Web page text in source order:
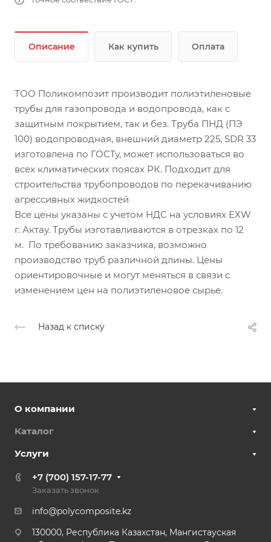
Описание Как купить Оплата
ТОО Поликомпозит производит полиэтиленовые
трубы для газопровода и водопровода, как с
защитным покрытием, так и без. Труба ПНД (ПЭ
100) водопроводная, внешний диаметр 225, SDR 33
изготовлена по ГОСТу, может использоваться во
всех климатических поясах РК. Подходит для
строительства трубопроводов по перекачиванию
агрессивных жидкостей
Все цены указаны с учетом НДС на условиях EXW
г. Актау. Трубы изготавливаются в отрезках по 12
м. По требованию заказчика, возможно
производство труб различной длины. Цены
ориентировочные и могут меняться в связи с
изменением цен на полиэтиленовое сырье.
Назад к списку
О компании
Каталог
Услуги
+7 (700) 157-17-77
Заказать звонок
info@polycomposite.kz
130000, Республика Казахстан, Мангистауская